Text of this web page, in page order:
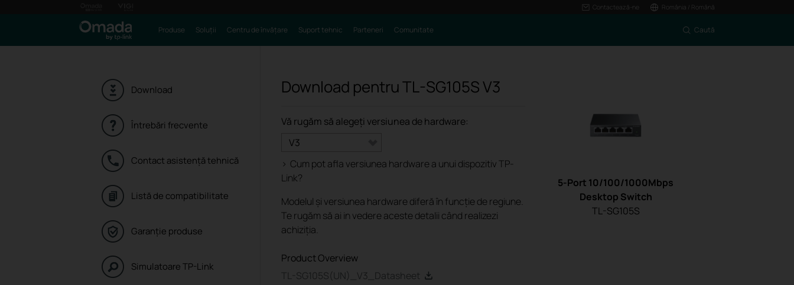
Contactează-ne România / Română
Produse Soluții Centru de învățare Suport tehnic Parteneri Comunitate Caută
Download
Întrebări frecvente
Contact asistenţă tehnică
Listă de compatibilitate
Garanție produse
Simulatoare TP-Link
Download pentruTL-SG105SV3
Vă rugăm să alegeți versiunea de hardware:
V3
> Cum pot afla versiunea hardware a unui dispozitiv TP-
Link?
Modelul și versiunea hardware diferă în funcție de regiune.
Te rugăm să ai in vedere aceste detalii când realizezi
achiziția.
Product Overview
TL-SG105S(UN)_V3_Datasheet
5-Port 10/100/1000Mbps
Desktop Switch
TL-SG105S